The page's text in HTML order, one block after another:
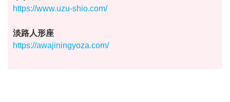
https://www.uzu-shio.com/
淡路人形座
https://awajiningyoza.com/